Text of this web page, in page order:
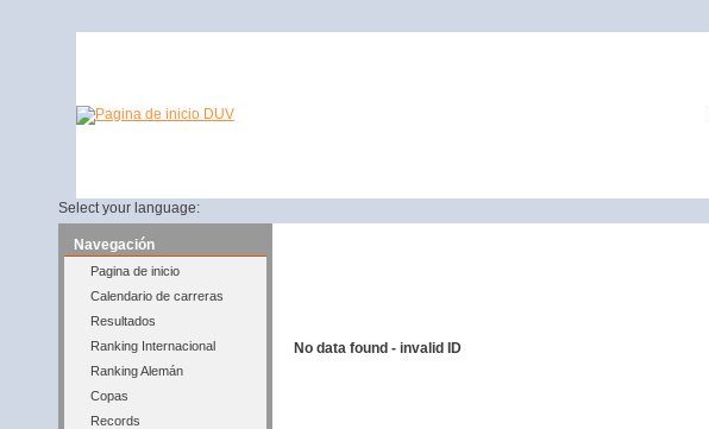
Select your language:
Navegación
Pagina de inicio
Calendario de carreras
Resultados
Ranking Internacional
Ranking Alemán
Copas
Records
No data found - invalid ID